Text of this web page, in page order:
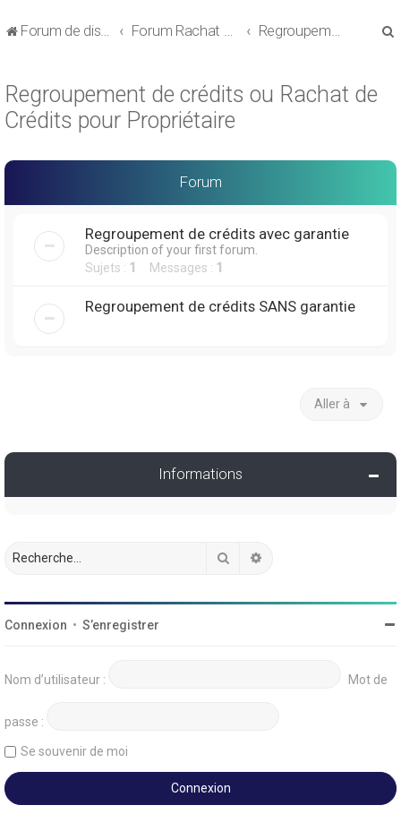
Forum de discussions sur le Regroupement de Crédits et le Rachat de Crédits Forum Rachat de Crédits Regroupement de crédits ou Rachat de Crédits pour Propriétaire
Regroupement de crédits ou Rachat de
Crédits pour Propriétaire
Forum
Regroupement de crédits avec garantie
Description of your first forum.
Sujets : 1 Messages : 1
Regroupement de crédits SANS garantie
Aller à
Informations
Rechercher
Connexion • S’enregistrer
Nom d’utilisateur : Mot de
passe :
Se souvenir de moi